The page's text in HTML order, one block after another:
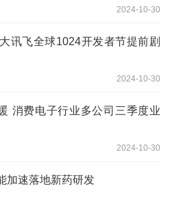
2024-10-30
讯飞全球1024开发者节提前剧
2024-10-30
消费电子行业多公司三季度业
2024-10-30
加速落地新药研发